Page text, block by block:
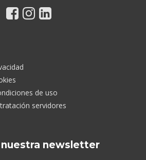
de uso
servidores
nuestra newsletter